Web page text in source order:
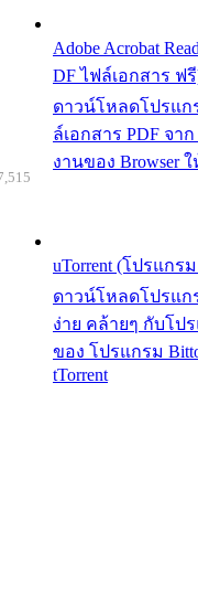
Adobe Acrobat
DF ไฟล์เอกสาร ฟรี
ดาวน์โหลดโปรแกร
ล์เอกสาร PDF จา
งานของ Browser
uTorrent (โปรแกร
ดาวน์โหลดโปรแก
ง่าย คล้ายๆ กับโป
ของ โปรแกรม
tTorrent